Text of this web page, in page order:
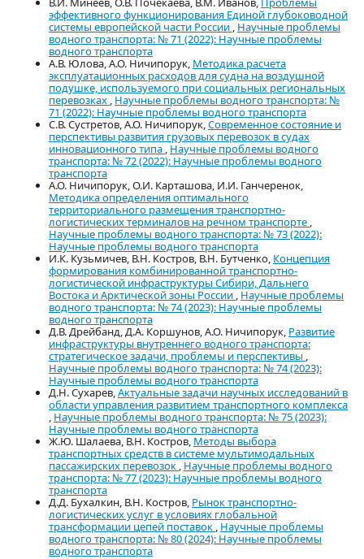
эффективного функционирования Единой глубоководной
системы европейской части России , Научные проблемы
водного транспорта: № 71 (2022): Научные проблемы
водного транспорта
А.В. Юлова, А.О. Ничипорук, Методика расчета
эксплуатационных расходов для судна на воздушной
подушке, используемого при социальных региональных
перевозках , Научные проблемы водного транспорта: №
71 (2022): Научные проблемы водного транспорта
С.В. Сустретов, А.О. Ничипорук,Современное состояние и
перспективы развития грузовых перевозок в судах
инновационного типа , Научные проблемы водного
транспорта: № 72 (2022): Научные проблемы водного
транспорта
А.О. Ничипорук, О.И. Карташова, И.И. Ганчеренок,
Методика определения оптимального
территориального размещения транспортно-
логистических терминалов на речном транспорте ,
Научные проблемы водного транспорта: № 73 (2022):
Научные проблемы водного транспорта
И.К. Кузьмичев, В.Н. Костров, В.Н. Бутченко, Концепция
формирования комбинированной транспортно-
логистической инфраструктуры Сибири, Дальнего
Востока и Арктической зоны России , Научные проблемы
водного транспорта: № 74 (2023): Научные проблемы
водного транспорта
Д.В. Дрейбанд, Д.А. Коршунов, А.О. Ничипорук, Развитие
инфраструктуры внутреннего водного транспорта:
стратегическое задачи, проблемы и перспективы ,
Научные проблемы водного транспорта: № 74 (2023):
Научные проблемы водного транспорта
Д.Н. Сухарев,Актуальные задачи научных исследований в
области управления развитием транспортного комплекса
, Научные проблемы водного транспорта: № 75 (2023):
Научные проблемы водного транспорта
Ж.Ю. Шалаева, В.Н. Костров, Методы выбора
транспортных средств в системе мультимодальных
пассажирских перевозок , Научные проблемы водного
транспорта: № 77 (2023): Научные проблемы водного
транспорта
Д.Д. Бухалкин, В.Н. Костров, Рынок транспортно-
логистических услуг в условиях глобальной
трансформации цепей поставок , Научные проблемы
водного транспорта: № 80 (2024): Научные проблемы
водного транспорта